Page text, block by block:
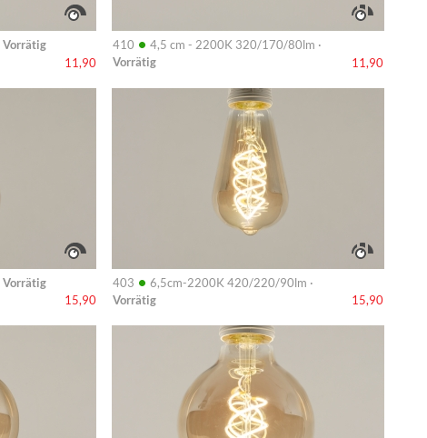
Vorrätig
11,90
410 • 4,5 cm - 2200K 320/170/80lm ·
Vorrätig
11,90
Vorrätig
15,90
403 • 6,5cm-2200K 420/220/90lm ·
Vorrätig
15,90
Info
Info